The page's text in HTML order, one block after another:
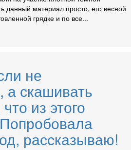
данный материал просто, его весной
грядке и по все...
не
а скашивать
из этого
рассказываю!